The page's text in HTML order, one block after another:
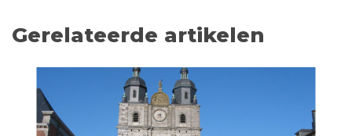
Gerelateerde artikelen